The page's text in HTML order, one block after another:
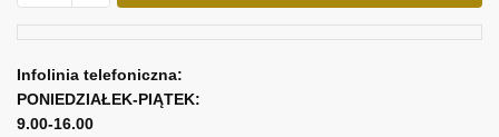
-
znak
zodiaku
Infolinia telefoniczna:
PONIEDZIAŁEK-PIĄTEK:
9.00-16.00